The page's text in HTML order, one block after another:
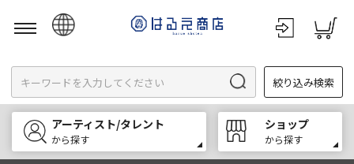
English
한국어
中文
絞り込み検索
アーティスト/タレント
から探す
ショップ
から探す